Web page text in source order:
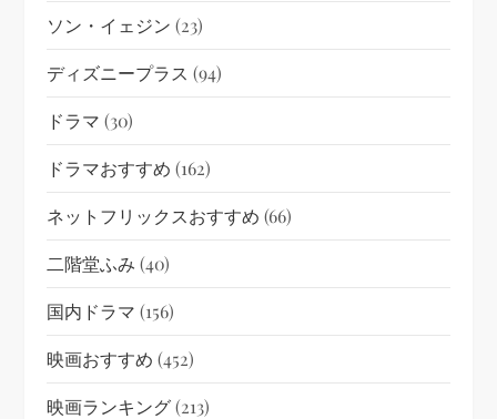
ソン・イェジン (23)
ディズニープラス (94)
ドラマ (30)
ドラマおすすめ (162)
ネットフリックスおすすめ (66)
二階堂ふみ (40)
国内ドラマ (156)
映画おすすめ (452)
映画ランキング(213)